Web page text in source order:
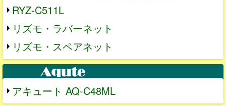
RYZ-C511L
リズモ・ラバーネット
リズモ・スペアネット
アキュート AQ-C48ML